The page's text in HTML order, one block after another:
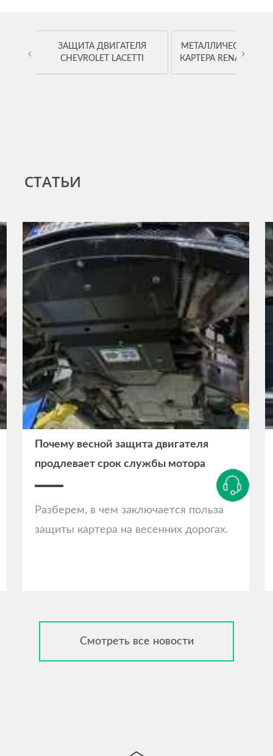
ЗАЩИТА ДВИГАТЕЛЯ
CHEVROLET LACETTI
МЕТАЛЛИЧЕСКАЯ
КАРТЕРА RENAULT
‹ ›
СТАТЬИ
Почему весной защита двигателя
продлевает срок службы мотора
Разберем, в чем заключается польза
защиты картера на весенних дорогах.
Смотреть все новости